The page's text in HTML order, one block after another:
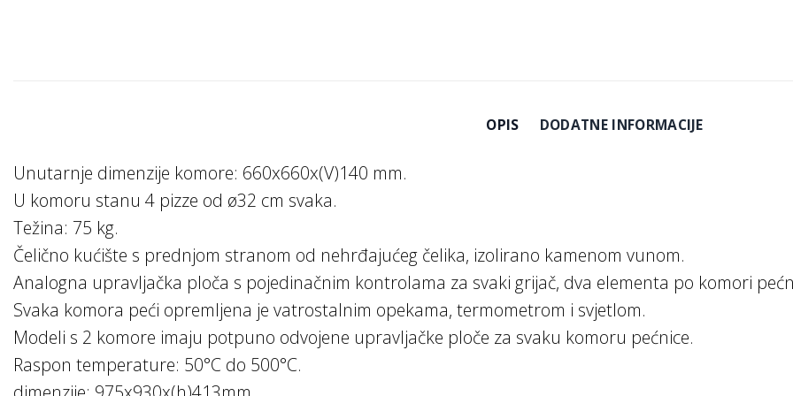
OPIS DODATNE INFORMACIJE
Unutarnje dimenzije komore: 660x660x(V)140 mm.
U komoru stanu 4 pizze od ø32 cm svaka.
Težina: 75 kg.
Čelično kućište s prednjom stranom od nehrđajućeg čelika, izolirano kamenom vunom.
Analogna upravljačka ploča s pojedinačnim kontrolama za svaki grijač, dva elementa po komori
Svaka komora peći opremljena je vatrostalnim opekama, termometrom i svjetlom.
Modeli s 2 komore imaju potpuno odvojene upravljačke ploče za svaku komoru pećnice.
Raspon temperature: 50°C do 500°C.